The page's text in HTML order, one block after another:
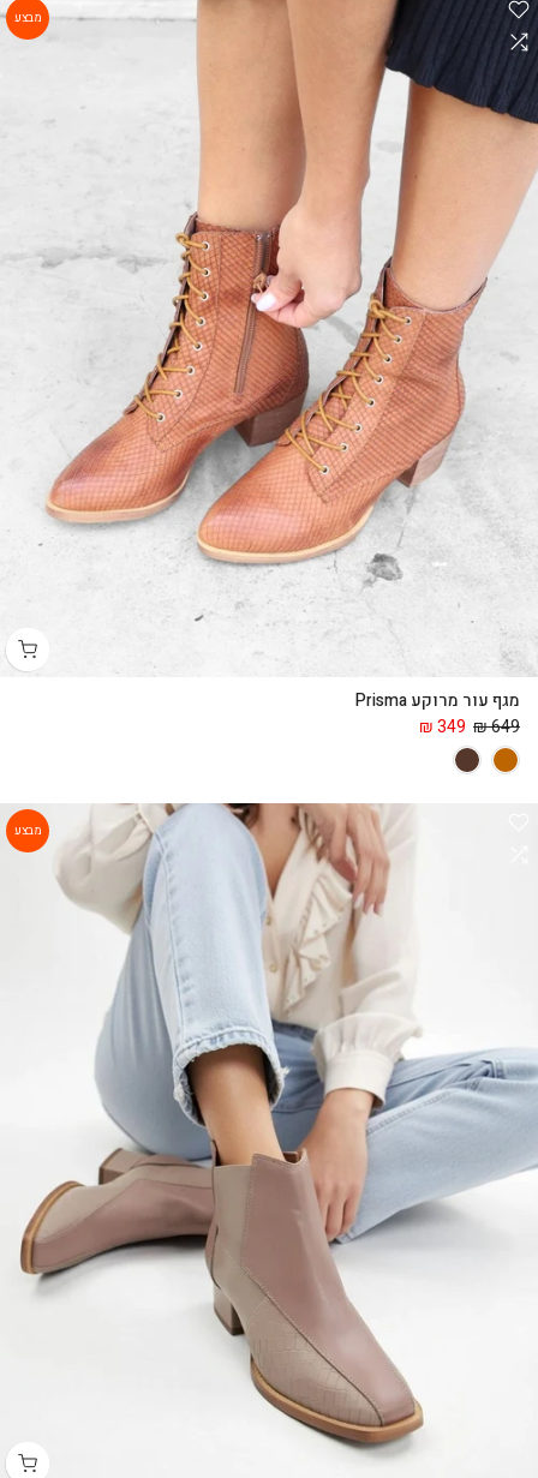
מבצע
מגף עור מרוקע Prisma
649 ₪
349 ₪
מבצע